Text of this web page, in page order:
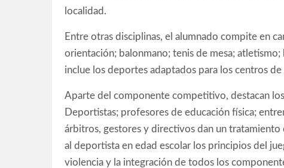
localidad.
Entre otras disciplinas, el alumnado compite en
orientación; balonmano; tenis de mesa;
inclue los deportes adaptados para los centros de
Aparte del componente competitivo, destacan
Deportistas; profesores de educación física;
árbitros, gestores y directivos dan un
al deportista en edad escolar los principios del
violencia y la integración de todos los